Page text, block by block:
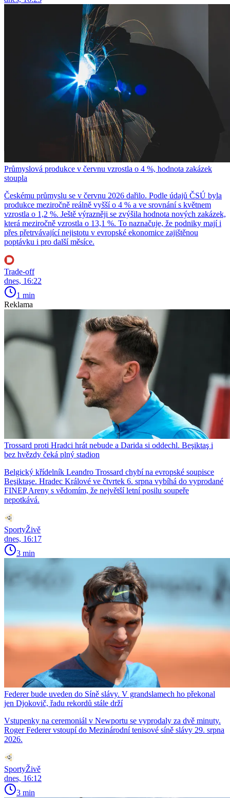
Průmyslová produkce v červnu vzrostla o 4 %, hodnota zakázek
stoupla
Českému průmyslu se v červnu 2026 dařilo. Podle údajů ČSÚ byla
produkce meziročně reálně vyšší o 4 % a ve srovnání s květnem
vzrostla o 1,2 %. Ještě výrazněji se zvýšila hodnota nových zakázek,
která meziročně vzrostla o 13,1 %. To naznačuje, že podniky mají i
přes přetrvávající nejistotu v evropské ekonomice zajištěnou
poptávku i pro další měsíce.
Trade-off
dnes, 16:22
1 min
Reklama
Trossard proti Hradci hrát nebude a Darida si oddechl. Beşiktaş i
bez hvězdy čeká plný stadion
Belgický křídelník Leandro Trossard chybí na evropské soupisce
Beşiktaşe. Hradec Králové ve čtvrtek 6. srpna vybíhá do vyprodané
FINEP Areny s vědomím, že největší letní posilu soupeře
nepotkává.
SportyŽivě
dnes, 16:17
3 min
Federer bude uveden do Síně slávy. V grandslamech ho překonal
jen Djokovič, řadu rekordů stále drží
Vstupenky na ceremoniál v Newportu se vyprodaly za dvě minuty.
Roger Federer vstoupí do Mezinárodní tenisové síně slávy 29. srpna
2026.
SportyŽivě
dnes, 16:12
3 min